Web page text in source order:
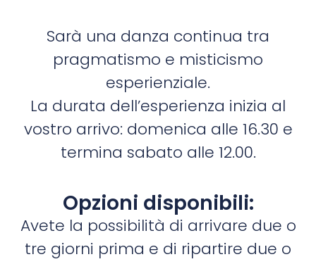
Sarà una danza continua tra
pragmatismo e misticismo
esperienziale.
La durata dell’esperienza inizia al
vostro arrivo: domenica alle 16.30 e
termina sabato alle 12.00.
Opzioni disponibili:
Avete la possibilità di arrivare due o
tre giorni prima e di ripartire due o